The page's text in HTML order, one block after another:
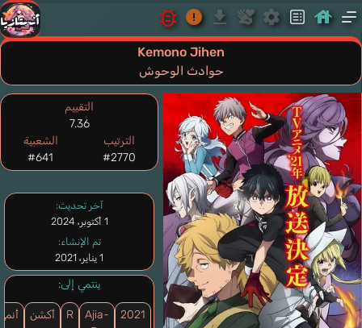
Kemono Jihen
حوادث الوحوش
آخر تحديث:
1 أكتوبر، 2024
تم الإنشاء:
1 يناير، 2021
ينتمي إلى:
2021
Ajia-
R أكشن
التقييم
7.36
الترتيب
#2770
الشعبية
#641